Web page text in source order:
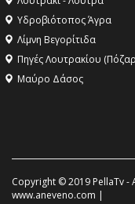
Υδροβιότοπος Άγρα
Λίμνη Βεγορίτιδα
Πηγές Λουτρακίου
Μαύρο Δάσος
Copyright © 2019 PellaTv
www.aneveno.com |